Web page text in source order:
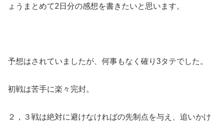
ょうまとめて2日分の感想を書きたいと思います。
予想はされていましたが、何事もなく確り3タテでした。
初戦は苦手に楽々完封。
２，３戦は絶対に避けなければの先制点を与え、追いかけ